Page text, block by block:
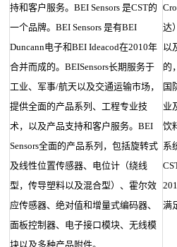
持和客户服务。BEI Sensors 是CST的
一个品牌。BEI Sensors 是有BEI
Duncann电子和BEI Ideacod在2010年
合并而成的。BEISensors长期服务于
工业、军事/航天以及交通运输市场，
提供全面的产品系列、工程专业技
术，以及产品支持和客户服务。BEI
Sensors全面的产品系列，包括旋转式
及线性位置传感器、电位计（绕线
型，传导塑料以及混合型）、霍尔效
应传感器、绝对值和增量式编码器、
面板控制器、电子接口模块、无线模
块以及多种产品附件。
达
以
的
国
业
饮
系
满